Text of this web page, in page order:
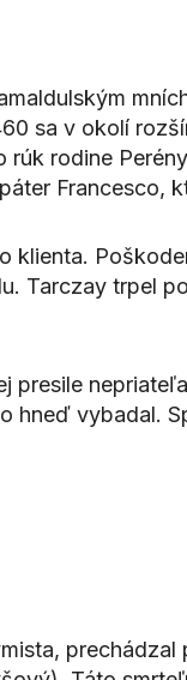
sa v okolí
rodine
Francesco,
klienta.
Tarczay trpel
presile
hneď vybadal.